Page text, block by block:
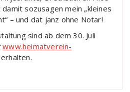
sozusagen mein „kleines
– und dat janz ohne Notar!
sind ab dem 30. Juli
www.heimatverein-